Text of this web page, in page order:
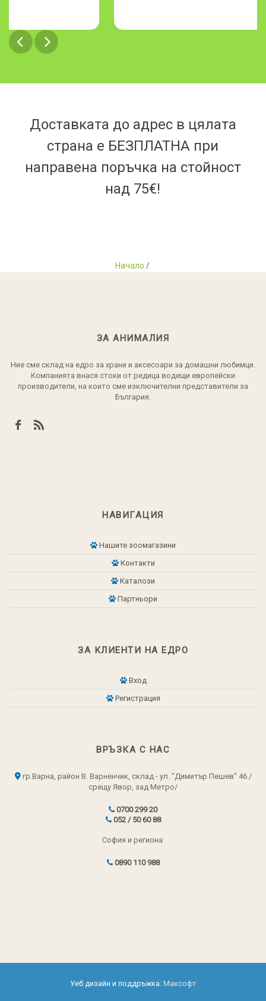
Доставката до адрес в цялата
страна е БЕЗПЛАТНА при
направена поръчка на стойност
над 75€!
Начало /
ЗА АНИМАЛИЯ
Ние сме склад на едро за храни и аксесоари за домашни любимци.
Компанията внася стоки от редица водещи европейски
производители, на които сме изключителни представители за
България.
НАВИГАЦИЯ
Нашите зоомагазини
Контакти
Каталози
Партньори
ЗА КЛИЕНТИ НА ЕДРО
Вход
Регистрация
ВРЪЗКА С НАС
гр.Варна, район В. Варненчик, склад - ул. "Димитър Пешев" 46 /
срещу Явор, зад Метро/
0700 299 20
052 / 50 60 88
София и региона:
0890 110 988
Уеб дизайн и поддръжка: Максофт